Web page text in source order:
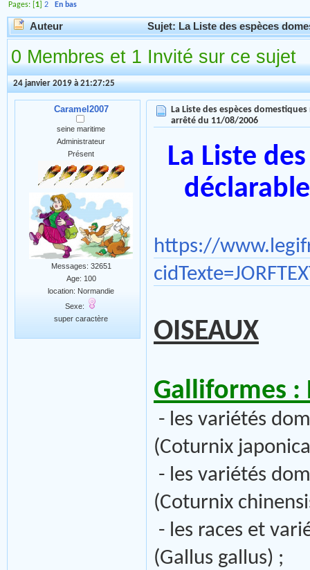
Pages: [ 1 ]2 En bas
Auteur Sujet: La Liste des espèces
0 Membres et 1 Invité sur ce sujet
24 janvier 2019 à 21:27:25
Caramel2007
seine maritime
Administrateur
Présent
Messages: 32651
Age: 100
location: Normandie
Sexe:
super caractère
La Liste des espèces
arrêté du 11/08/2006
La Liste
https://
OISEAUX
Galliformes :
- les variétés
(Coturnix
- les variétés
(Coturnix
- les races et
(Gallus gallus) ;